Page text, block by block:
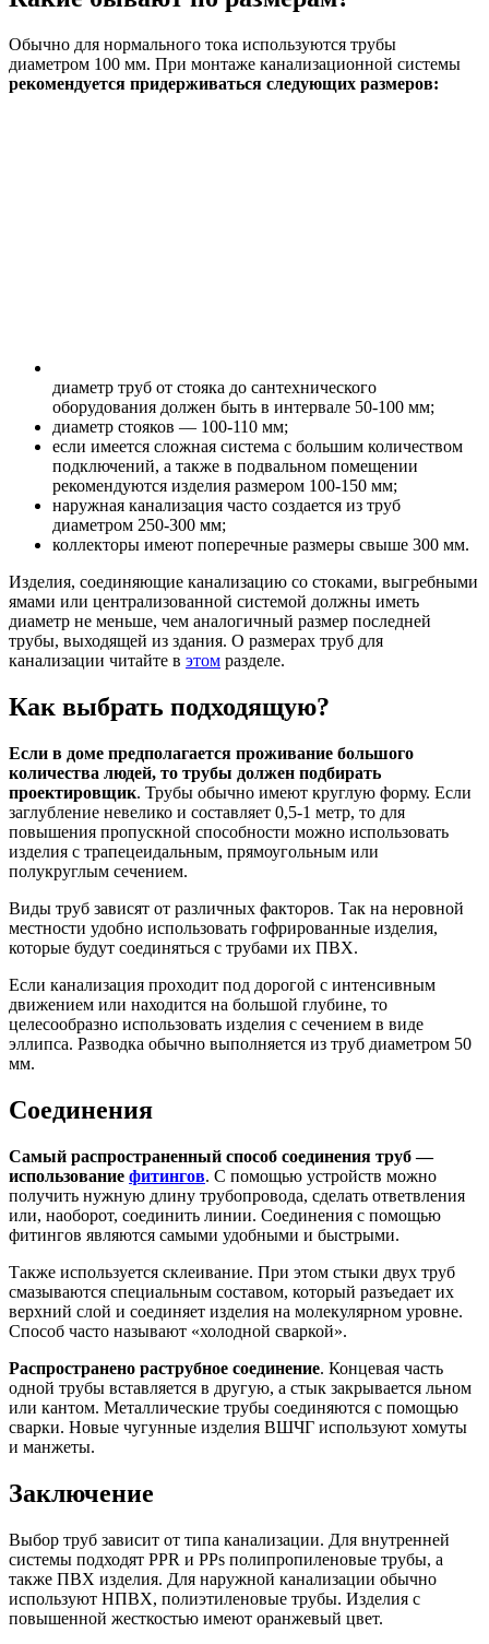
Обычно для нормального тока используются трубы
диаметром 100 мм. При монтаже канализационной системы
рекомендуется придерживаться следующих размеров:
диаметр труб от стояка до сантехнического
оборудования должен быть в интервале 50-100 мм;
диаметр стояков — 100-110 мм;
если имеется сложная система с большим количеством
подключений, а также в подвальном помещении
рекомендуются изделия размером 100-150 мм;
наружная канализация часто создается из труб
диаметром 250-300 мм;
коллекторы имеют поперечные размеры свыше 300 мм.
Изделия, соединяющие канализацию со стоками, выгребными
ямами или централизованной системой должны иметь
диаметр не меньше, чем аналогичный размер последней
трубы, выходящей из здания. О размерах труб для
канализации читайте в этом разделе.
Как выбрать подходящую?
Если в доме предполагается проживание большого
количества людей, то трубы должен подбирать
проектировщик. Трубы обычно имеют круглую форму. Если
заглубление невелико и составляет 0,5-1 метр, то для
повышения пропускной способности можно использовать
изделия с трапецеидальным, прямоугольным или
полукруглым сечением.
Виды труб зависят от различных факторов. Так на неровной
местности удобно использовать гофрированные изделия,
которые будут соединяться с трубами их ПВХ.
Если канализация проходит под дорогой с интенсивным
движением или находится на большой глубине, то
целесообразно использовать изделия с сечением в виде
эллипса. Разводка обычно выполняется из труб диаметром 50
мм.
Соединения
Самый распространенный способ соединения труб —
использование фитингов. С помощью устройств можно
получить нужную длину трубопровода, сделать ответвления
или, наоборот, соединить линии. Соединения с помощью
фитингов являются самыми удобными и быстрыми.
Также используется склеивание. При этом стыки двух труб
смазываются специальным составом, который разъедает их
верхний слой и соединяет изделия на молекулярном уровне.
Способ часто называют «холодной сваркой».
Распространено раструбное соединение. Концевая часть
одной трубы вставляется в другую, а стык закрывается льном
или кантом. Металлические трубы соединяются с помощью
сварки. Новые чугунные изделия ВШЧГ используют хомуты
и манжеты.
Заключение
Выбор труб зависит от типа канализации. Для внутренней
системы подходят PPR и PPs полипропиленовые трубы, а
также ПВХ изделия. Для наружной канализации обычно
используют НПВХ, полиэтиленовые трубы. Изделия с
повышенной жесткостью имеют оранжевый цвет.